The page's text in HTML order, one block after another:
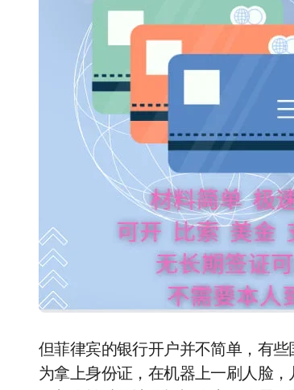
但菲律宾的银行开户并不简单，有些
为拿上身份证，在机器上一刷人脸